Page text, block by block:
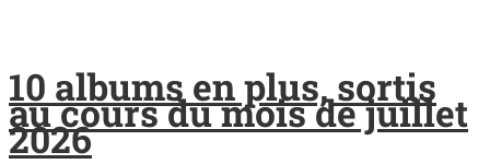
10 albums en plus, sortis
au cours du mois de juillet
2026